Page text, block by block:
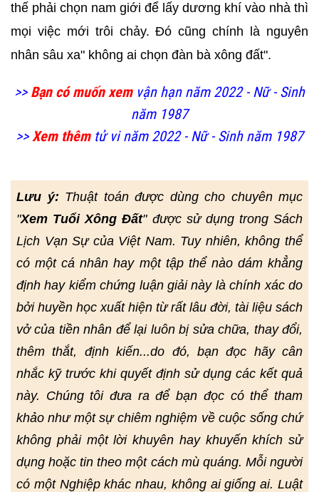
thế phải chọn nam giới để lấy dương khí vào nhà thì
mọi việc mới trôi chảy. Đó cũng chính là nguyên
nhân sâu xa" không ai chọn đàn bà xông đất".
>> Bạn có muốn xemvận hạn năm 2022 - Nữ - Sinh
năm 1987
>>Xem thêmtử vi năm 2022 - Nữ - Sinh năm 1987
Lưu ý: Thuật toán được dùng cho chuyên mục
"Xem Tuổi Xông Đất" được sử dụng trong Sách
Lịch Vạn Sự của Việt Nam. Tuy nhiên, không thể
có một cá nhân hay một tập thể nào dám khẳng
định hay kiểm chứng luận giải này là chính xác do
bởi huyền học xuất hiện từ rất lâu đời, tài liệu sách
vở của tiền nhân để lại luôn bị sửa chữa, thay đổi,
thêm thắt, định kiến...do đó, bạn đọc hãy cân
nhắc kỹ trước khi quyết định sử dụng các kết quả
này. Chúng tôi đưa ra để bạn đọc có thể tham
khảo như một sự chiêm nghiệm về cuộc sống chứ
không phải một lời khuyên hay khuyến khích sử
dụng hoặc tin theo một cách mù quáng. Mỗi người
có một Nghiệp khác nhau, không ai giống ai. Luật